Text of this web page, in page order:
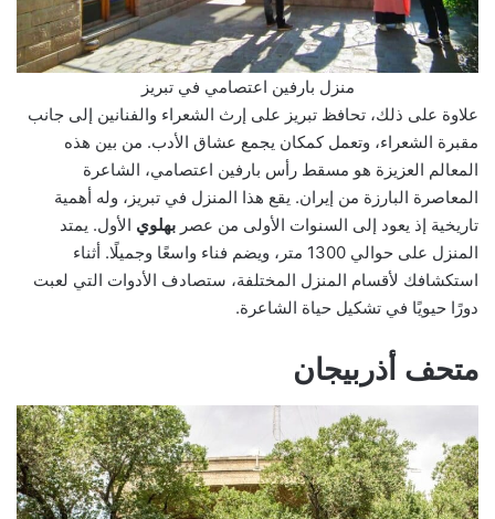
منزل بارفين اعتصامي في تبريز
علاوة على ذلك، تحافظ تبريز على إرث الشعراء والفنانين إلى جانب
مقبرة الشعراء، وتعمل كمكان يجمع عشاق الأدب. من بين هذه
المعالم العزيزة هو مسقط رأس بارفين اعتصامي، الشاعرة
المعاصرة البارزة من إيران. يقع هذا المنزل في تبريز، وله أهمية
تاريخية إذ يعود إلى السنوات الأولى من عصر بهلوي الأول. يمتد
المنزل على حوالي 1300 متر، ويضم فناء واسعًا وجميلًا. أثناء
استكشافك لأقسام المنزل المختلفة، ستصادف الأدوات التي لعبت
دورًا حيويًا في تشكيل حياة الشاعرة.
متحف أذربيجان